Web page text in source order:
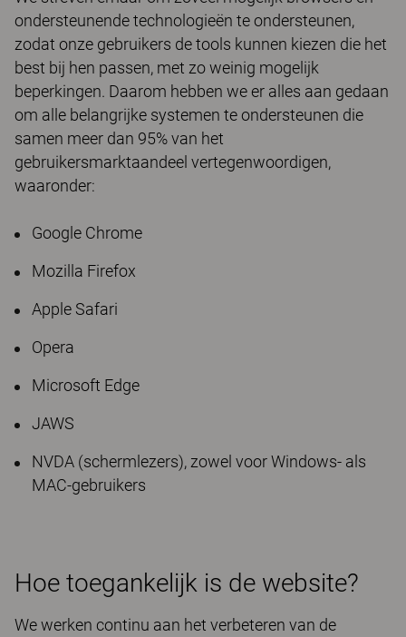
ondersteunende technologieën te ondersteunen,
zodat onze gebruikers de tools kunnen kiezen die het
best bij hen passen, met zo weinig mogelijk
beperkingen. Daarom hebben we er alles aan gedaan
om alle belangrijke systemen te ondersteunen die
samen meer dan 95% van het
gebruikersmarktaandeel vertegenwoordigen,
waaronder:
Google Chrome
Mozilla Firefox
Apple Safari
Opera
Microsoft Edge
JAWS
NVDA (schermlezers), zowel voor Windows- als
MAC-gebruikers
Hoe toegankelijk is de website?
We werken continu aan het verbeteren van de